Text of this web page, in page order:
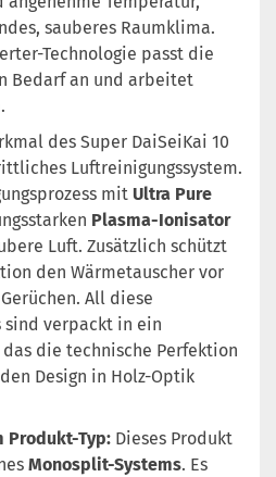
sauberes Raumklima.
Technologie passt die
Bedarf an und arbeitet
des Super DaiSeiKai 10
Luftreinigungssystem.
mit Ultra Pure
Plasma-Ionisator
Luft. Zusätzlich schützt
den Wärmetauscher vor
All diese
verpackt in ein
die technische Perfektion
Design in Holz-Optik
Produkt-Typ: Dieses Produkt
Monosplit-Systems. Es